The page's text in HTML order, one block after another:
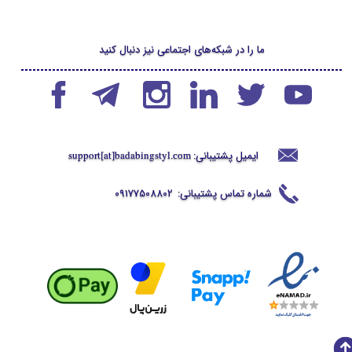
ایمیل پشتیبانی: support[at]badabingstyl .com
شماره تماس پشتیبانی: 09177508802
ما را در شبکه‌های اجتماعی نیز دنبال کنید